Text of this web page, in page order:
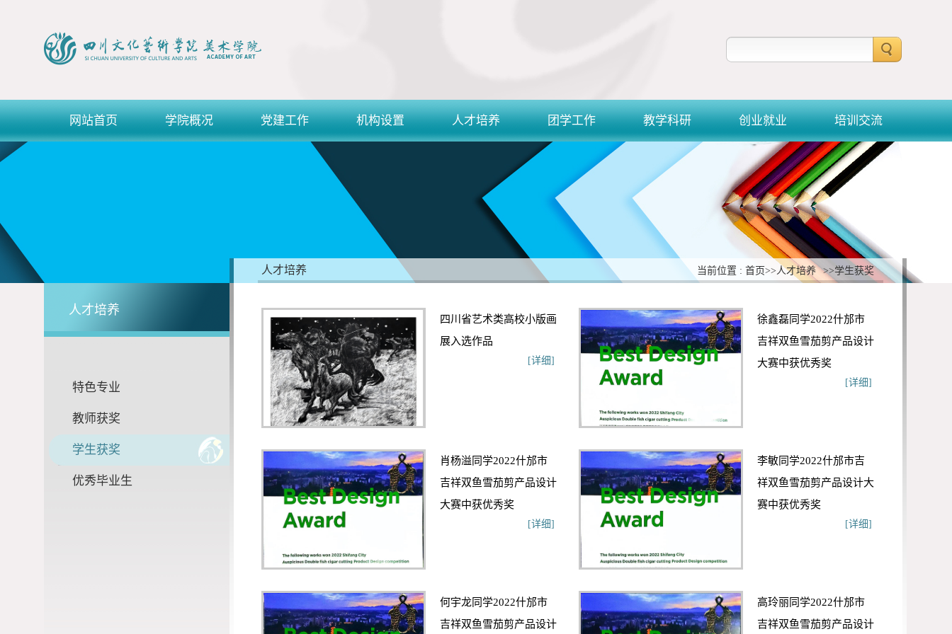
网站首页 学院概况 党建工作 机构设置 人才培养 团学工作 教学科研 创业就业 培训交流
人才培养
特色专业
教师获奖
学生获奖
优秀毕业生
人才培养 当前位置 : 首页>>人才培养 >>学生获奖
四川省艺术类高校小版画
展入选作品
[详细]
徐鑫磊同学2022什邡市
吉祥双鱼雪茄剪产品设计
大赛中获优秀奖
[详细]
肖杨溢同学2022什邡市
吉祥双鱼雪茄剪产品设计
大赛中获优秀奖
[详细]
李敏同学2022什邡市吉
祥双鱼雪茄剪产品设计大
赛中获优秀奖
[详细]
何宇龙同学2022什邡市
吉祥双鱼雪茄剪产品设计
高玲丽同学2022什邡市
吉祥双鱼雪茄剪产品设计